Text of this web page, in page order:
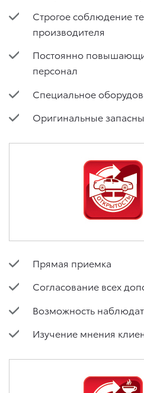
Строгое соблюдение
производителя
Постоянно
персонал
Специальное
Оригинальные
Прямая приемка
Согласование всех
Возможность
Изучение мнения